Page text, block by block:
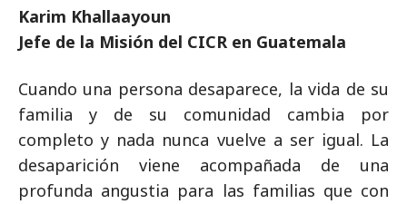
Karim Khallaayoun
Jefe de la Misión del CICR en Guatemala
Cuando una persona desaparece, la vida de su
familia y de su comunidad cambia por
completo y nada nunca vuelve a ser igual. La
desaparición viene acompañada de una
profunda angustia para las familias que con